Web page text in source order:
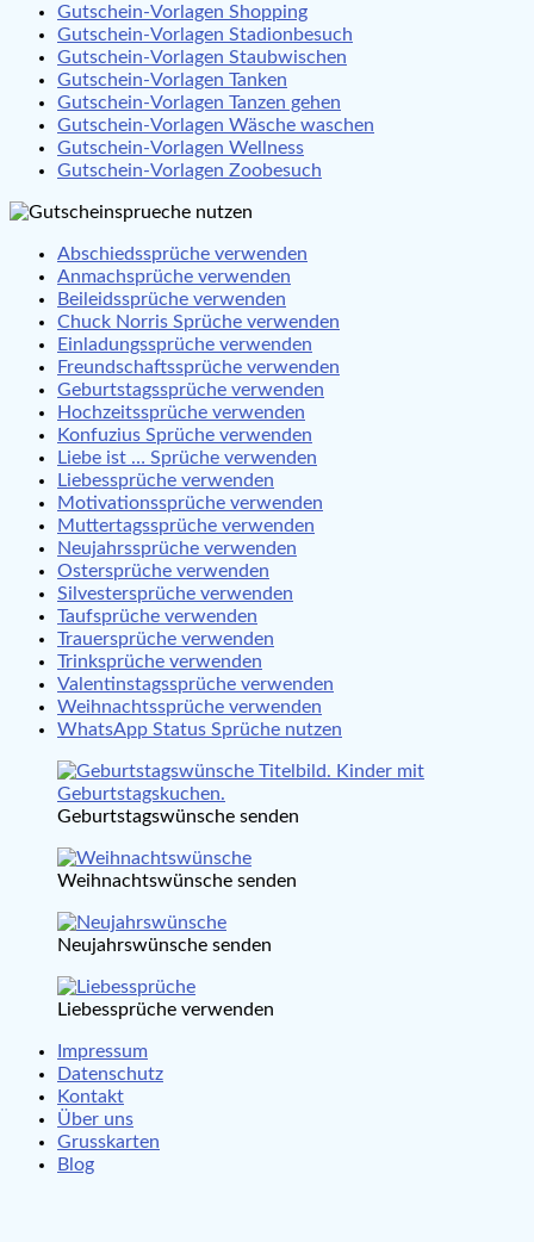
Gutschein-Vorlagen Shopping
Gutschein-Vorlagen Stadionbesuch
Gutschein-Vorlagen Staubwischen
Gutschein-Vorlagen Tanken
Gutschein-Vorlagen Tanzen gehen
Gutschein-Vorlagen Wäsche waschen
Gutschein-Vorlagen Wellness
Gutschein-Vorlagen Zoobesuch
Abschiedssprüche verwenden
Anmachsprüche verwenden
Beileidssprüche verwenden
Chuck Norris Sprüche verwenden
Einladungssprüche verwenden
Freundschaftssprüche verwenden
Geburtstagssprüche verwenden
Hochzeitssprüche verwenden
Konfuzius Sprüche verwenden
Liebe ist … Sprüche verwenden
Liebessprüche verwenden
Motivationssprüche verwenden
Muttertagssprüche verwenden
Neujahrssprüche verwenden
Ostersprüche verwenden
Silvestersprüche verwenden
Taufsprüche verwenden
Trauersprüche verwenden
Trinksprüche verwenden
Valentinstagssprüche verwenden
Weihnachtssprüche verwenden
WhatsApp Status Sprüche nutzen
Geburtstagswünsche senden
Weihnachtswünsche senden
Neujahrswünsche senden
Liebessprüche verwenden
Impressum
Datenschutz
Kontakt
Über uns
Grusskarten
Blog